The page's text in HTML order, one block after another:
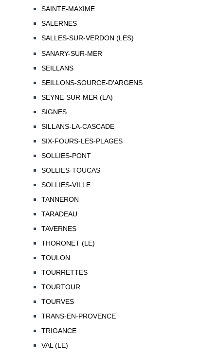
SAINTE-MAXIME
SALERNES
SALLES-SUR-VERDON (LES)
SANARY-SUR-MER
SEILLANS
SEILLONS-SOURCE-D'ARGENS
SEYNE-SUR-MER (LA)
SIGNES
SILLANS-LA-CASCADE
SIX-FOURS-LES-PLAGES
SOLLIES-PONT
SOLLIES-TOUCAS
SOLLIES-VILLE
TANNERON
TARADEAU
TAVERNES
THORONET (LE)
TOULON
TOURRETTES
TOURTOUR
TOURVES
TRANS-EN-PROVENCE
TRIGANCE
VAL (LE)